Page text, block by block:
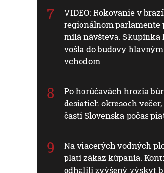
VIDEO: Rokovanie v
regionálnom parlamente
milá návšteva. Skupinka
vošla do budovy hlavným
vchodom
Po horúčavách hrozia
desiatich okresoch
časti Slovenska počas
Na viacerých vodných
platí zákaz kúpania.
odhalili zvýšený výskyt